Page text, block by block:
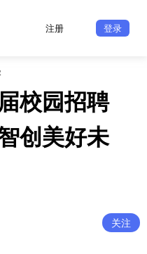
注册 登录
校园招聘
创美好未
关注